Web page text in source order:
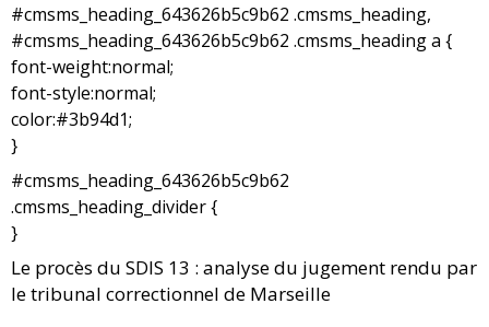
#cmsms_heading_643626b5c9b62 .cmsms_heading,
#cmsms_heading_643626b5c9b62 .cmsms_heading a {
font-weight:normal;
font-style:normal;
color:#3b94d1;
}
#cmsms_heading_643626b5c9b62
.cmsms_heading_divider {
}
Le procès du SDIS 13 : analyse du jugement rendu par
le tribunal correctionnel de Marseille